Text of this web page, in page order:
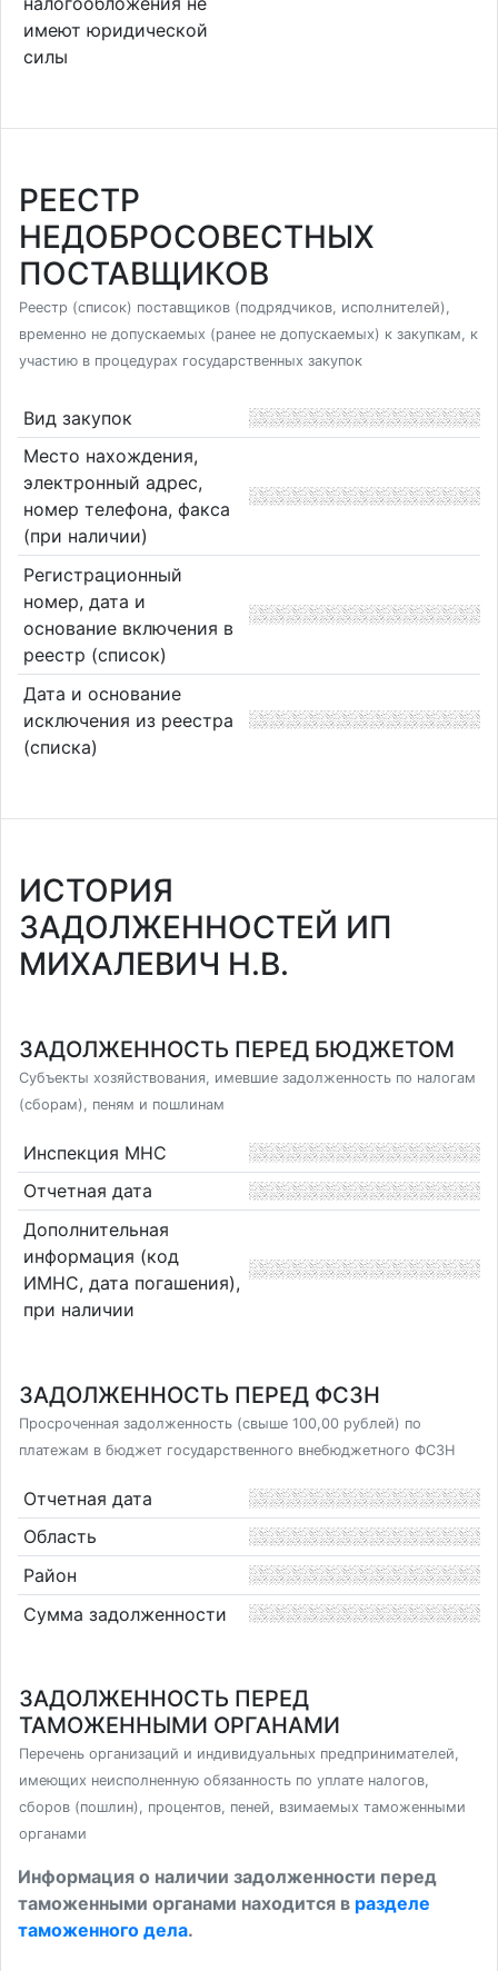
имеют юридической
силы
РЕЕСТР
НЕДОБРОСОВЕСТНЫХ
ПОСТАВЩИКОВ
Реестр (список) поставщиков (подрядчиков, исполнителей),
временно не допускаемых (ранее не допускаемых) к закупкам, к
участию в процедурах государственных закупок
Вид закупок
Место нахождения,
электронный адрес,
номер телефона, факса
(при наличии)
Регистрационный
номер, дата и
основание включения в
реестр (список)
Дата и основание
исключения из реестра
(списка)
ИСТОРИЯ
ЗАДОЛЖЕННОСТЕЙ ИП
МИХАЛЕВИЧ Н.В.
ЗАДОЛЖЕННОСТЬ ПЕРЕД БЮДЖЕТОМ
Субъекты хозяйствования, имевшие задолженность по налогам
(сборам), пеням и пошлинам
Инспекция МНС
Отчетная дата
Дополнительная
информация (код
ИМНС, дата погашения),
при наличии
ЗАДОЛЖЕННОСТЬ ПЕРЕД ФСЗН
Просроченная задолженность (свыше 100,00 рублей) по
платежам в бюджет государственного внебюджетного ФСЗН
Отчетная дата
Область
Район
Сумма задолженности
ЗАДОЛЖЕННОСТЬ ПЕРЕД
ТАМОЖЕННЫМИ ОРГАНАМИ
Перечень организаций и индивидуальных предпринимателей,
имеющих неисполненную обязанность по уплате налогов,
сборов (пошлин), процентов, пеней, взимаемых таможенными
органами
Информация о наличии задолженности перед
таможенными органами находится в разделе
таможенного дела.